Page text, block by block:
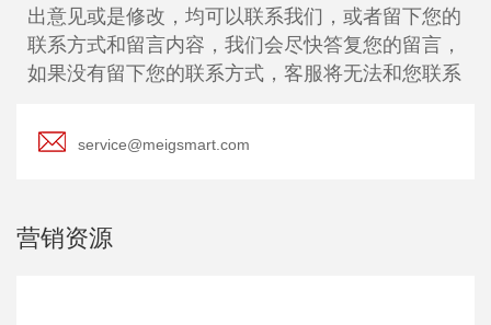
出意见或是修改，均可以联系我们，或者留下您的
联系方式和留言内容，我们会尽快答复您的留言，
如果没有留下您的联系方式，客服将无法和您联系
service@meigsmart.com
营销资源